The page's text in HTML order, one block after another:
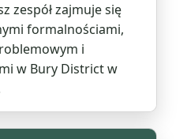
zespół zajmuje się
formalnościami,
i
w Bury District w